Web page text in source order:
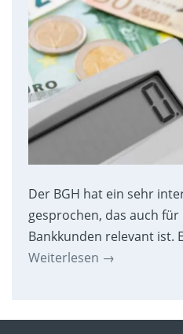
Der BGH hat ein sehr
gesprochen, das auch
Bankkunden relevant ist.
Weiterlesen →